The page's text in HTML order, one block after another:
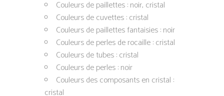
Couleurs de paillettes : noir, cristal
Couleurs de cuvettes : cristal
Couleurs de paillettes fantaisies : noir
Couleurs de perles de rocaille : cristal
Couleurs de tubes : cristal
Couleurs de perles : noir
Couleurs des composants en cristal :
cristal